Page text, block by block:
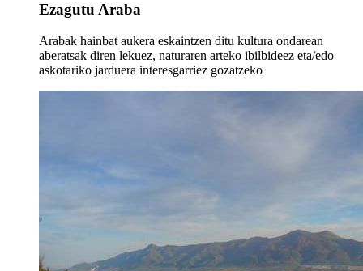
Ezagutu Araba
Arabak hainbat aukera eskaintzen ditu kultura ondarean
aberatsak diren lekuez, naturaren arteko ibilbideez eta/edo
askotariko jarduera interesgarriez gozatzeko